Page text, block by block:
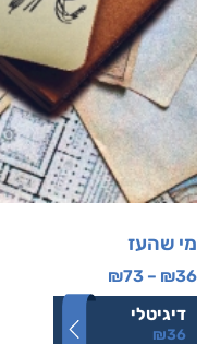
מי שהעז
₪36
–
₪73
דיגיטלי
₪36